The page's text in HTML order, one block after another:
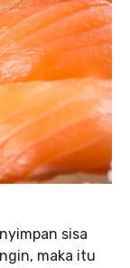
sisa
maka itu